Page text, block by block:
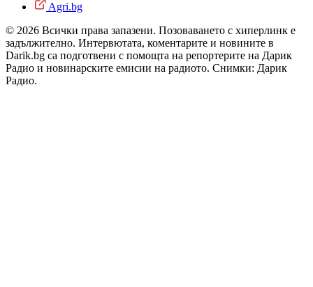
Agri.bg
© 2026 Всички права запазени. Позоваването с хиперлинк е
задължително. Интервютата, коментарите и новините в
Darik.bg са подготвени с помощта на репортерите на Дарик
Радио и новинарските емисии на радиото. Снимки: Дарик
Радио.